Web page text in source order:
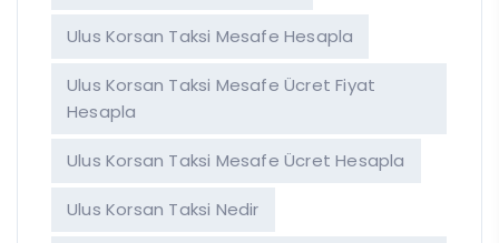
Ulus Korsan Taksi Mesafe Hesapla
Ulus Korsan Taksi Mesafe Ücret Fiyat
Hesapla
Ulus Korsan Taksi Mesafe Ücret Hesapla
Ulus Korsan Taksi Nedir